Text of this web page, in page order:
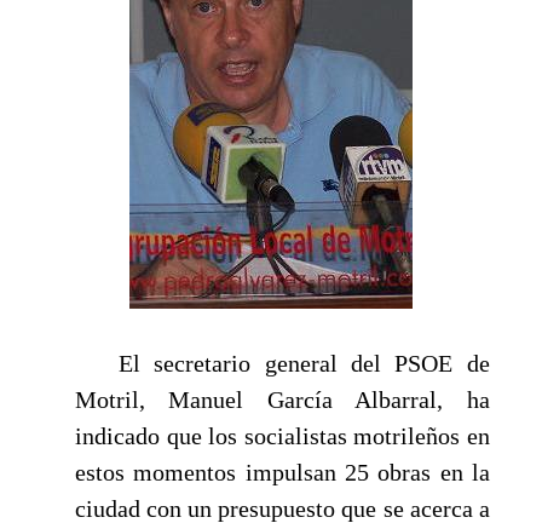
El secretario general del PSOE de
Motril, Manuel García Albarral, ha
indicado que los socialistas motrileños en
estos momentos impulsan 25 obras en la
ciudad con un presupuesto que se acerca a